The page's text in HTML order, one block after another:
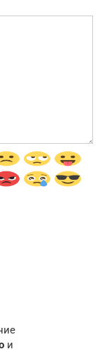
и